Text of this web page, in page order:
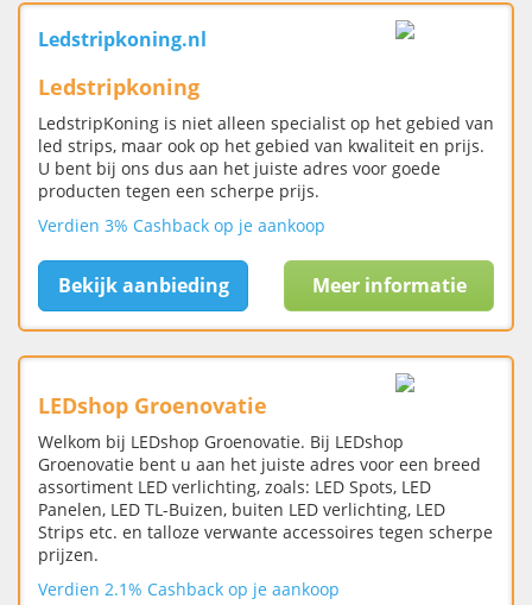
Ledstripkoning.nl
Ledstripkoning
LedstripKoning is niet alleen specialist op het gebied van
led strips, maar ook op het gebied van kwaliteit en prijs.
U bent bij ons dus aan het juiste adres voor goede
producten tegen een scherpe prijs.
Verdien 3% Cashback op je aankoop
Bekijk aanbieding Meer informatie
LEDshop Groenovatie
Welkom bij LEDshop Groenovatie. Bij LEDshop
Groenovatie bent u aan het juiste adres voor een breed
assortiment LED verlichting, zoals: LED Spots, LED
Panelen, LED TL-Buizen, buiten LED verlichting, LED
Strips etc. en talloze verwante accessoires tegen scherpe
prijzen.
Verdien 2.1% Cashback op je aankoop